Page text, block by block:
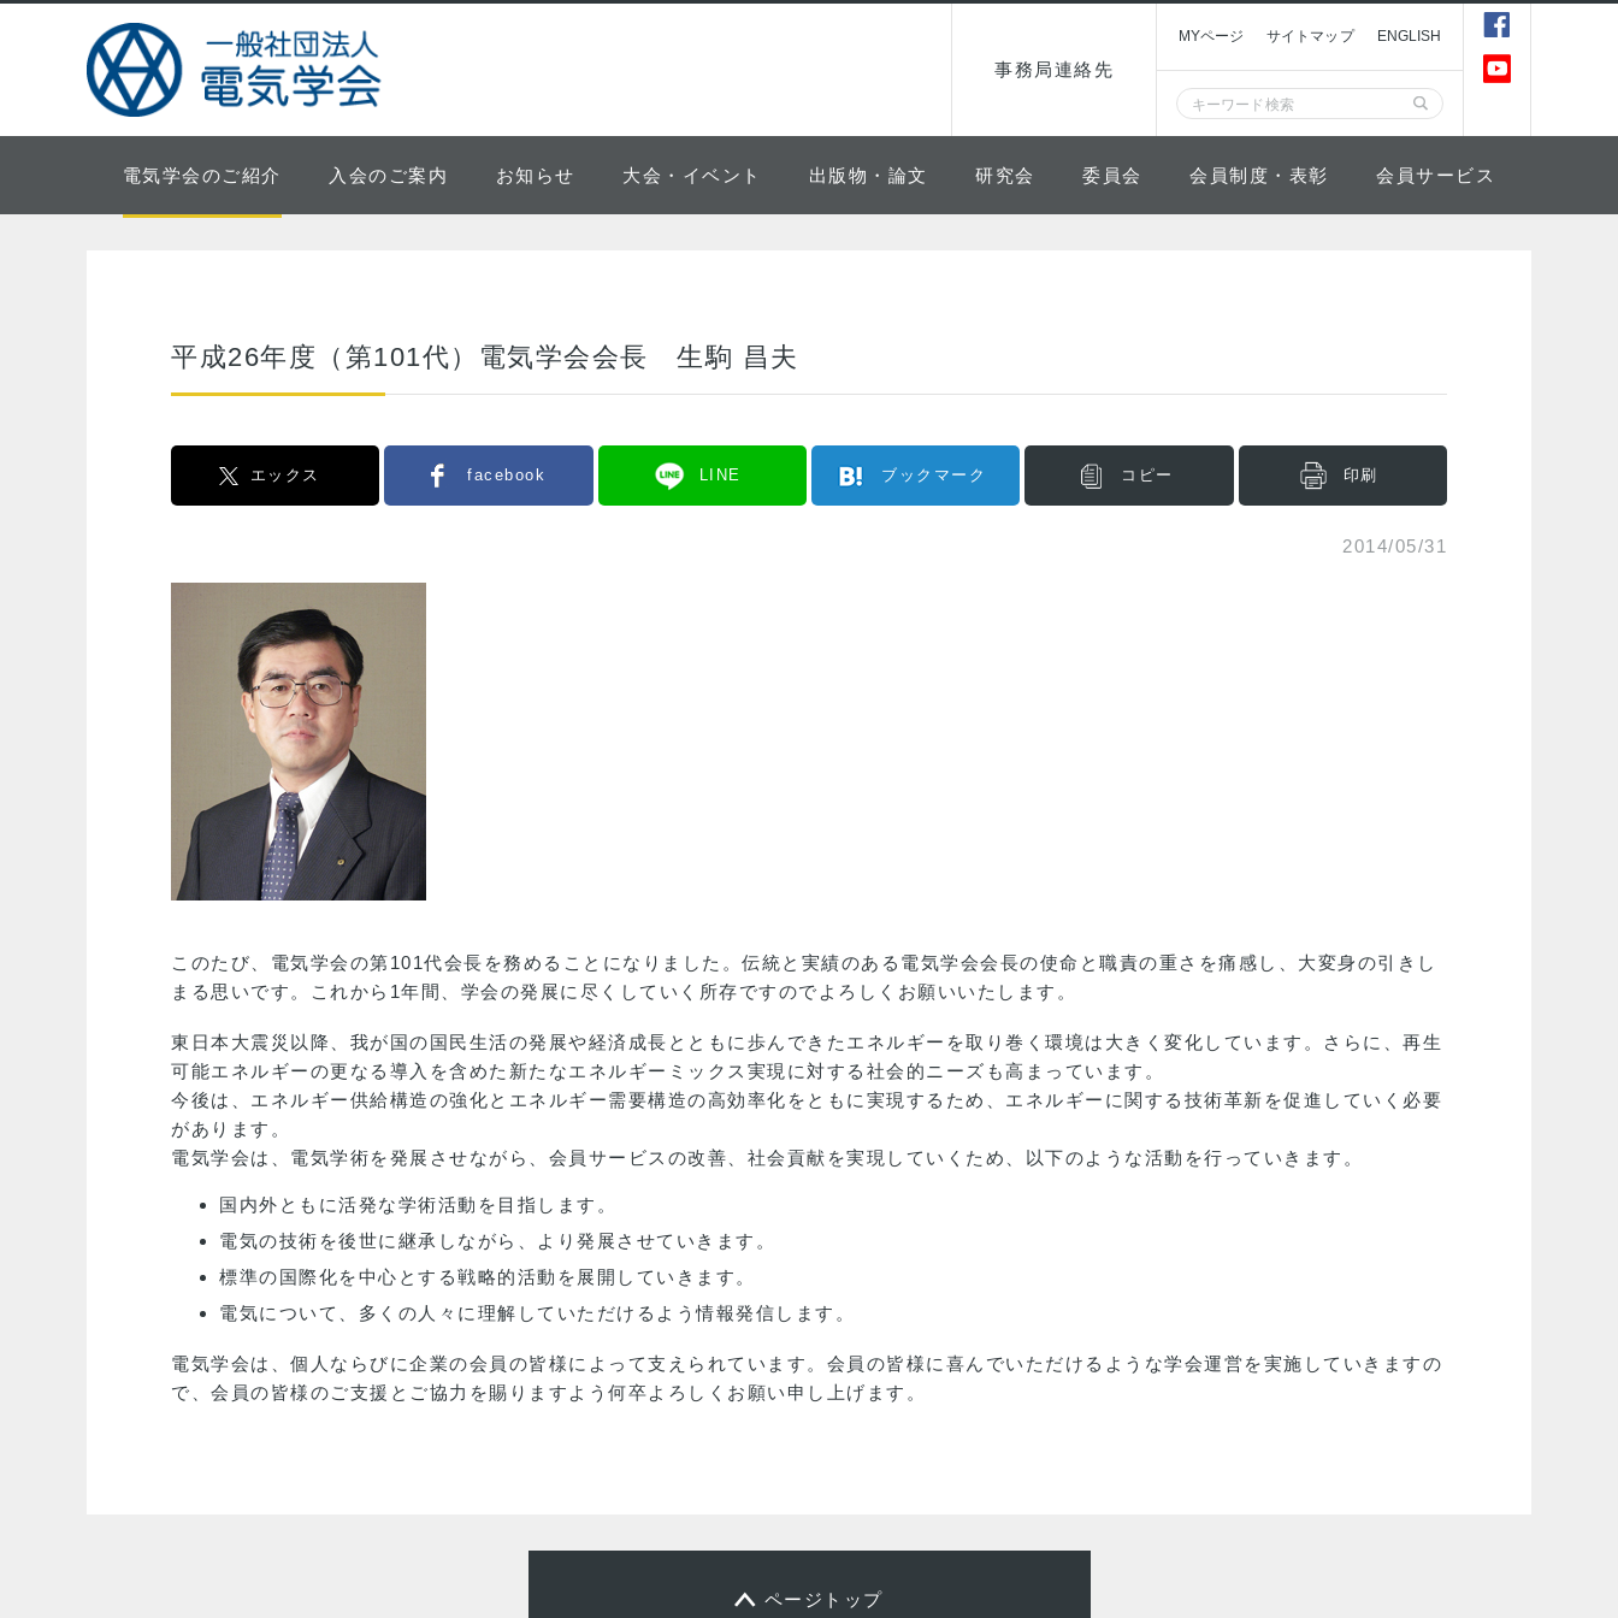
事務局連絡先
MYページ サイトマップ ENGLISH
電気学会のご紹介 入会のご案内 お知らせ 大会・イベント 出版物・論文 研究会 委員会 会員制度・表彰 会員サービス
平成26年度（第101代）電気学会会長 生駒 昌夫
エックス facebook LINE ブックマーク コピー 印刷
2014/05/31
このたび、電気学会の第101代会長を務めることになりました。伝統と実績のある電気学会会長の使命と職責の重さを痛感し、大変身の引きし
まる思いです。これから1年間、学会の発展に尽くしていく所存ですのでよろしくお願いいたします。
東日本大震災以降、我が国の国民生活の発展や経済成長とともに歩んできたエネルギーを取り巻く環境は大きく変化しています。さらに、再生
可能エネルギーの更なる導入を含めた新たなエネルギーミックス実現に対する社会的ニーズも高まっています。
今後は、エネルギー供給構造の強化とエネルギー需要構造の高効率化をともに実現するため、エネルギーに関する技術革新を促進していく必要
があります。
電気学会は、電気学術を発展させながら、会員サービスの改善、社会貢献を実現していくため、以下のような活動を行っていきます。
国内外ともに活発な学術活動を目指します。
電気の技術を後世に継承しながら、より発展させていきます。
標準の国際化を中心とする戦略的活動を展開していきます。
電気について、多くの人々に理解していただけるよう情報発信します。
電気学会は、個人ならびに企業の会員の皆様によって支えられています。会員の皆様に喜んでいただけるような学会運営を実施していきますの
で、会員の皆様のご支援とご協力を賜りますよう何卒よろしくお願い申し上げます。
ページトップ